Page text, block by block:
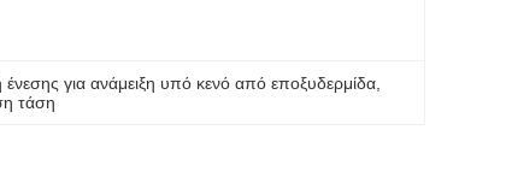
για ανάμειξη υπό κενό από εποξυδερμίδα
τάση